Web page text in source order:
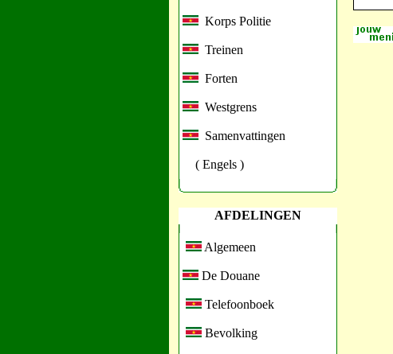
Korps Politie
Treinen
Forten
Westgrens
Samenvattingen
( Engels )
AFDELINGEN
Algemeen
De Douane
Telefoonboek
Bevolking